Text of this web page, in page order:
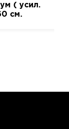
( усил.
см.